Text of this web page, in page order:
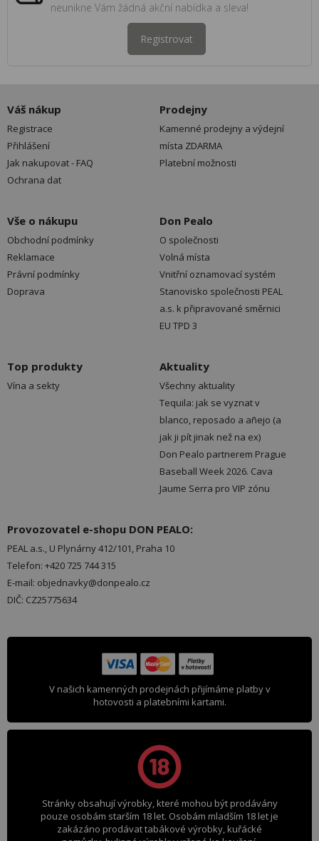
neunikne Vám žádná akční nabídka a sleva!
Registrovat
Váš nákup
Registrace
Přihlášení
Jak nakupovat - FAQ
Ochrana dat
Prodejny
Kamenné prodejny a výdejní
místa ZDARMA
Platební možnosti
Vše o nákupu
Obchodní podmínky
Reklamace
Právní podmínky
Doprava
Don Pealo
O společnosti
Volná místa
Vnitřní oznamovací systém
Stanovisko společnosti PEAL
a.s. k připravované směrnici
EU TPD 3
Top produkty
Vína a sekty
Aktuality
Všechny aktuality
Tequila: jak se vyznat v
blanco, reposado a añejo (a
jak ji pít jinak než na ex)
Don Pealo partnerem Prague
Baseball Week 2026. Cava
Jaume Serra pro VIP zónu
Provozovatel e-shopu DON PEALO:
PEAL a.s., U Plynárny 412/101, Praha 10
Telefon: +420 725 744 315
E-mail: objednavky@donpealo.cz
DIČ: CZ25775634
V našich kamenných prodejnách přijímáme platby v
hotovosti a platebními kartami.
Stránky obsahují výrobky, které mohou být prodávány
pouze osobám starším 18 let. Osobám mladším 18 let je
zakázáno prodávat tabákové výrobky, kuřácké